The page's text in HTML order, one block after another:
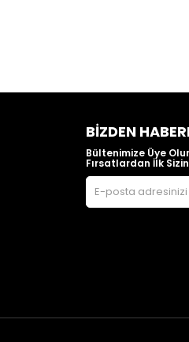
BIZDEN
Bültenimize Üye
Fırsatlardan İlk